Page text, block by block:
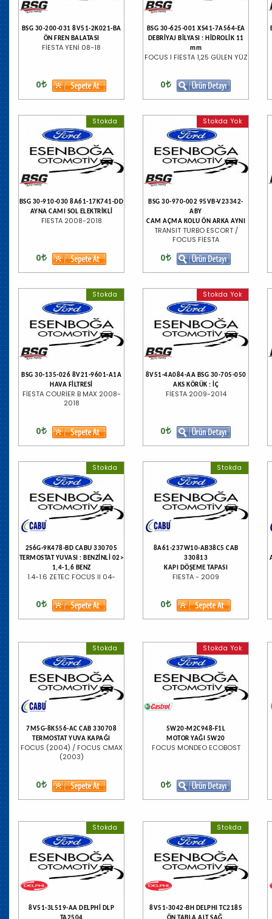
BSG 30-200-031 8V51-2K021-BA
ÖN FREN BALATASI
FİESTA YENİ 08-18
0
BSG 30-625-001 XS41-7A564-EA
DEBRİYAJ BİLYASI : HİDROLİK 11
mm
FOCUS I FİESTA 1,25 GÜLEN YÜZ
0
Stokda
BSG 30-910-030 8A61-17K741-DD
AYNA CAMI SOL ELEKTRİKLİ
FIESTA 2008-2018
0
Stokda Yok
BSG 30-970-002 95VB-V23342-
ABY
CAM AÇMA KOLU ÖN ARKA AYNI
TRANSIT TURBO ESCORT /
FOCUS FİESTA
0
Stokda
BSG 30-135-026 8V21-9601-A1A
HAVA FİLTRESİ
FİESTA COURİER B MAX 2008-
2018
0
Stokda Yok
8V51-4A084-AA BSG 30-705-050
AKS KÖRÜK : İÇ
FİESTA 2009-2014
0
Stokda
2S6G-9K478-BD CABU 330705
TERMOSTAT YUVASI : BENZİNLİ 02>
1,4-1,6 BENZ
1.4-1.6 ZETEC FOCUS II 04-
0
Stokda
8A61-237W10-AB38C5 CAB
330813
KAPI DÖŞEME TAPASI
FIESTA - 2009
0
Stokda
7M5G-8K556-AC CAB 330708
TERMOSTAT YUVA KAPAĞI
FOCUS (2004) / FOCUS CMAX
(2003)
0
Stokda Yok
5W20-M2C948-F1L
MOTOR YAĞI 5W20
FOCUS MONDEO ECOBOST
0
Stokda
8V51-3L519-AA DELPHİ DLP
Stokda
8V51-3042-BH DELPHI TC2185